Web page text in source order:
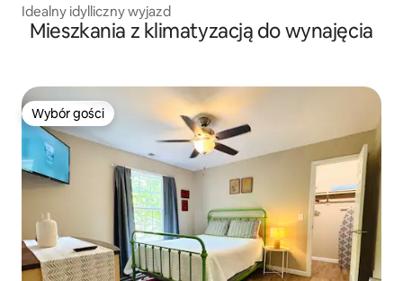
Idealny idylliczny wyjazd
Mieszkania z klimatyzacją do wynajęcia
Wybór gości
Wybór gości